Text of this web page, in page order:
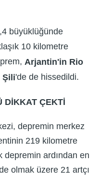
büyüklüğünde
10 kilometre
Arjantin'in Rio
Şili'de de hissedildi.
DİKKAT ÇEKTİ
depremin merkez
219 kilometre
ardından en
olmak üzere 21 artçı